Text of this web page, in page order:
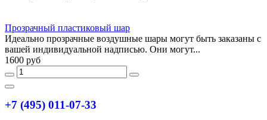
Прозрачный пластиковый шар
Идеально прозрачные воздушные шары могут быть заказаны с
вашей индивидуальной надписью. Они могут...
1600 руб
+7 (495) 011-07-33